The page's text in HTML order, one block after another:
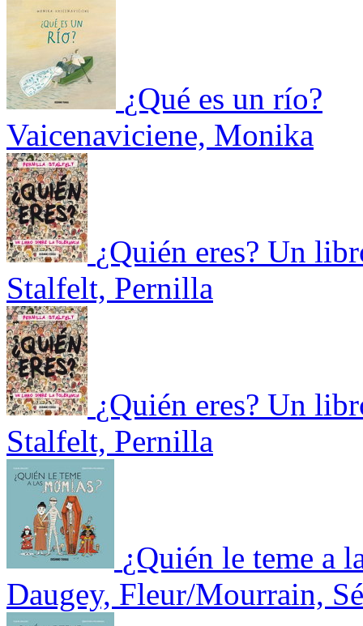
¿Qué es un río?
Vaicenaviciene, Monika
¿Quién eres? Un
Stalfelt, Pernilla
¿Quién eres? Un
Stalfelt, Pernilla
¿Quién le teme a
Daugey, Fleur/Mourrain,